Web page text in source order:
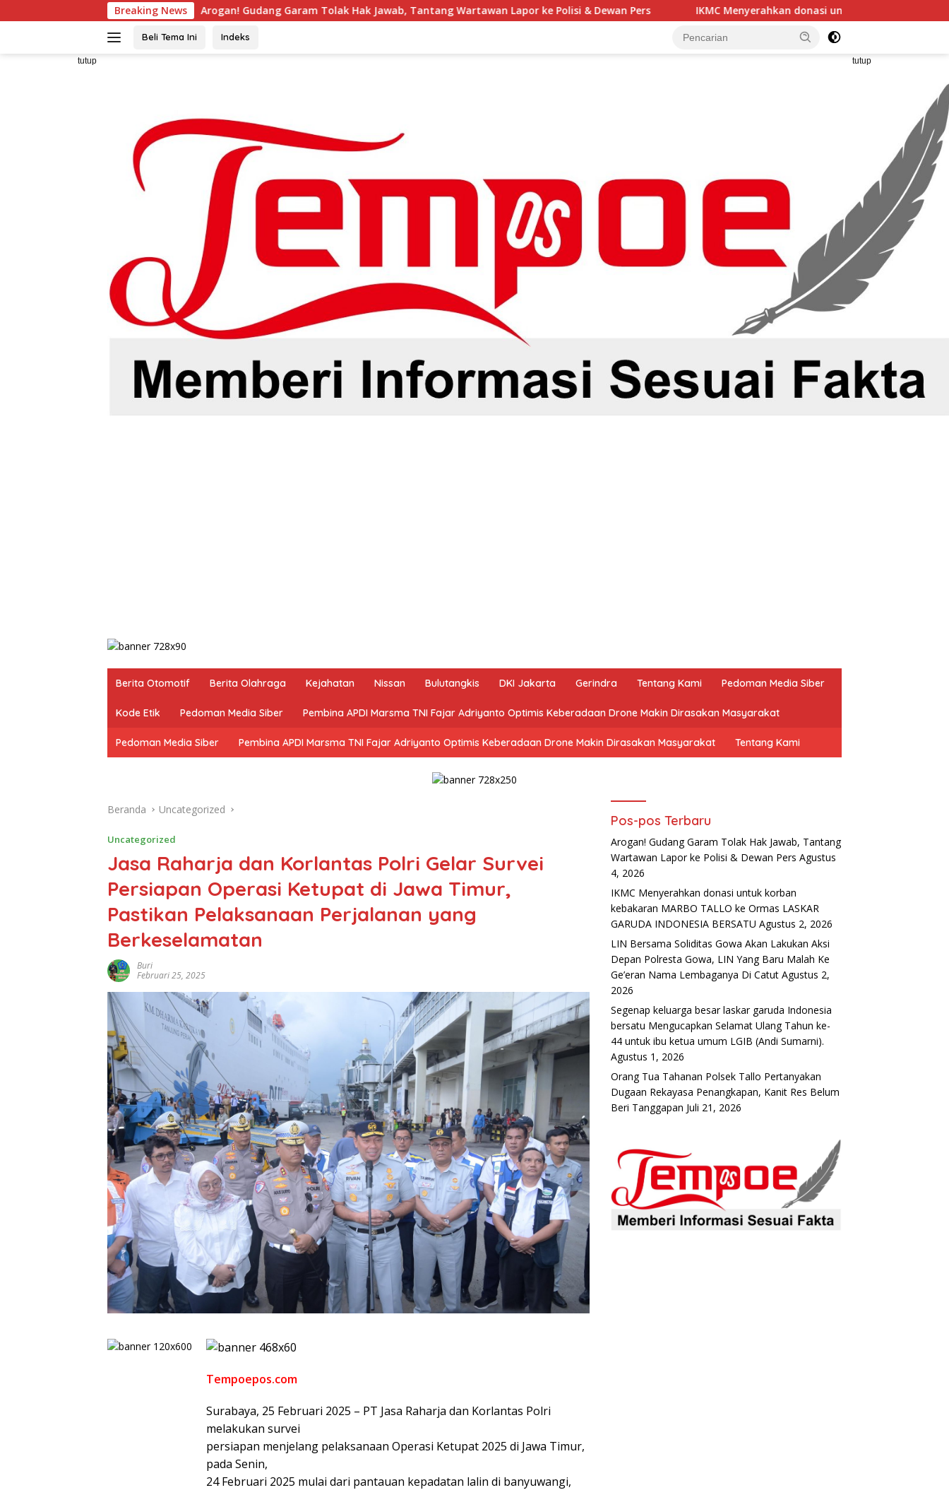
ke
Breaking News
Arogan! Gudang Garam Tolak Hak Jawab, Tantang Wartawan Lapor ke Polisi & Dewan Pers IKMC Menyerahkan donasi untuk korban kebakaran MARBO TALLO ke Ormas
Beli Tema Ini Indeks
tutup tutup
Berita Otomotif Berita Olahraga Kejahatan Nissan Bulutangkis DKI Jakarta Gerindra Tentang Kami Pedoman Media Siber
Kode Etik Pedoman Media Siber Pembina APDI Marsma TNI Fajar Adriyanto Optimis Keberadaan Drone Makin Dirasakan Masyarakat
Pedoman Media Siber Pembina APDI Marsma TNI Fajar Adriyanto Optimis Keberadaan Drone Makin Dirasakan Masyarakat Tentang Kami
Beranda Uncategorized
Uncategorized
Jasa Raharja dan Korlantas Polri Gelar Survei
Persiapan Operasi Ketupat di Jawa Timur,
Pastikan Pelaksanaan Perjalanan yang
Berkeselamatan
Buri
Februari 25, 2025
Tempoepos.com
Surabaya, 25 Februari 2025 – PT Jasa Raharja dan Korlantas Polri
melakukan survei
persiapan menjelang pelaksanaan Operasi Ketupat 2025 di Jawa Timur,
pada Senin,
24 Februari 2025 mulai dari pantauan kepadatan lalin di banyuwangi,
Pos-pos Terbaru
Arogan! Gudang Garam Tolak Hak Jawab, Tantang
Wartawan Lapor ke Polisi & Dewan Pers Agustus
4, 2026
IKMC Menyerahkan donasi untuk korban
kebakaran MARBO TALLO ke Ormas LASKAR
GARUDA INDONESIA BERSATU Agustus 2, 2026
LIN Bersama Soliditas Gowa Akan Lakukan Aksi
Depan Polresta Gowa, LIN Yang Baru Malah Ke
Ge’eran Nama Lembaganya Di Catut Agustus 2,
2026
Segenap keluarga besar laskar garuda Indonesia
bersatu Mengucapkan Selamat Ulang Tahun ke-
44 untuk ibu ketua umum LGIB (Andi Sumarni).
Agustus 1, 2026
Orang Tua Tahanan Polsek Tallo Pertanyakan
Dugaan Rekayasa Penangkapan, Kanit Res Belum
Beri Tanggapan Juli 21, 2026